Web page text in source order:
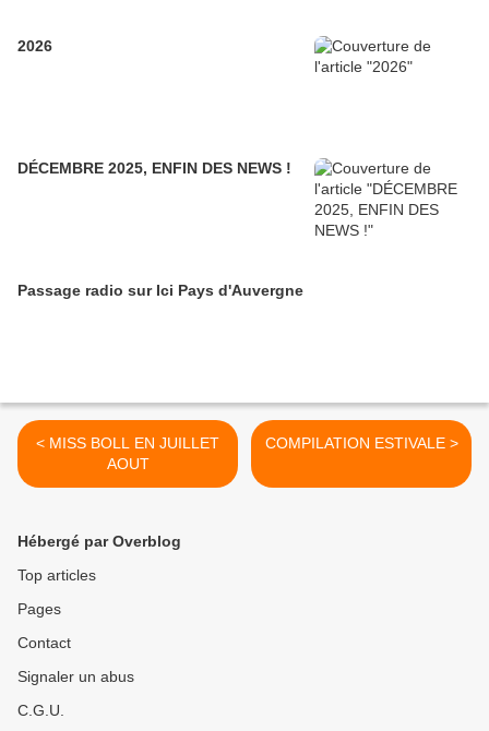
2026
DÉCEMBRE 2025, ENFIN DES NEWS !
Passage radio sur Ici Pays d'Auvergne
< MISS BOLL EN JUILLET
AOUT
COMPILATION ESTIVALE >
Hébergé par Overblog
Top articles
Pages
Contact
Signaler un abus
C.G.U.